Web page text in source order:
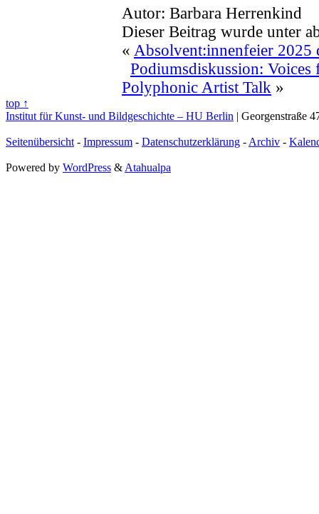
Autor: Barbara Herrenkind
Dieser Beitrag wurde unter
« Absolvent:innenfeier 2025
Podiumsdiskussion:
Polyphonic Artist Talk »
top ↑
Institut für Kunst- und Bildgeschichte – HU Berlin | Georgenstraße
Seitenübersicht - Impressum - Datenschutzerklärung - Archiv -
Powered by WordPress & Atahualpa